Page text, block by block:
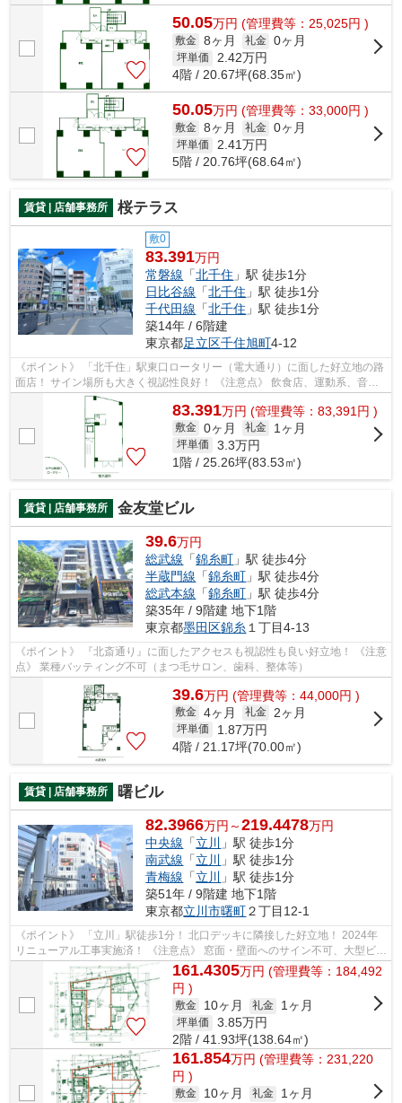
50.05万円 (管理費等：25,025円 )
敷金 8ヶ月 礼金 0ヶ月
坪単価 2.42万円
4階 / 20.67坪(68.35㎡)
50.05万円 (管理費等：33,000円 )
敷金 8ヶ月 礼金 0ヶ月
坪単価 2.41万円
5階 / 20.76坪(68.64㎡)
賃貸 | 店舗事務所 桜テラス
敷0
83.391万円
常磐線 「北千住 」駅 徒歩1分
日比谷線 「北千住 」駅 徒歩1分
千代田線 「北千住 」駅 徒歩1分
築14年 / 6階建
東京都足立区千住旭町4-12
《ポイント》 「北千住」駅東口ロータリー（電大通り）に面した好立地の路
面店！ サイン場所も大きく視認性良好！ 《注意点》 飲食店、運動系、音出
系、および業種バッティング不可（...
83.391万円 (管理費等：83,391円 )
敷金 0ヶ月 礼金 1ヶ月
坪単価 3.3万円
1階 / 25.26坪(83.53㎡)
賃貸 | 店舗事務所 金友堂ビル
39.6万円
総武線 「錦糸町 」駅 徒歩4分
半蔵門線 「錦糸町 」駅 徒歩4分
総武本線 「錦糸町 」駅 徒歩4分
築35年 / 9階建 地下1階
東京都墨田区錦糸 １丁目4-13
《ポイント》 『北斎通り』に面したアクセスも視認性も良い好立地！ 《注意
点》 業種バッティング不可（まつ毛サロン、歯科、整体等）
39.6万円 (管理費等：44,000円 )
敷金 4ヶ月 礼金 2ヶ月
坪単価 1.87万円
4階 / 21.17坪(70.00㎡)
賃貸 | 店舗事務所 曙ビル
82.3966万円～219.4478万円
中央線 「立川
」駅 徒歩1分
南武線 「立川
」駅 徒歩1分
青梅線 「立川
」駅 徒歩1分
築51年 / 9階建 地下1階
東京都立川市曙町２丁目12-1
《ポイント》 「立川」駅徒歩1分！ 北口デッキに隣接した好立地！ 2024年
リニューアル工事実施済！ 《注意点》 窓面・壁面へのサイン不可、大型ビジ
ョンの利用は可（有料）
161.4305万円 (管理費等：184,492
円 )
敷金 10ヶ月 礼金 1ヶ月
坪単価 3.85万円
2階 / 41.93坪(138.64㎡)
161.854万円 (管理費等：231,220
円 )
敷金 10ヶ月 礼金 1ヶ月